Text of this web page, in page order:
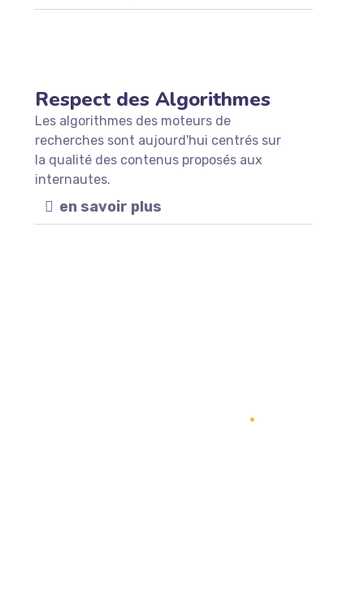
Respect des Algorithmes
Les algorithmes des moteurs de
recherches sont aujourd'hui centrés sur
la qualité des contenus proposés aux
internautes.
en savoir plus